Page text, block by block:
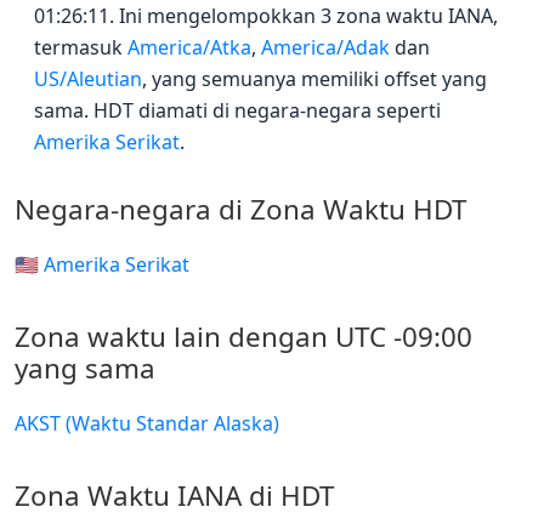
01:26:11. Ini mengelompokkan 3 zona waktu IANA,
termasukAmerica/Atka, America/Adakdan
US/Aleutian, yang semuanya memiliki offset yang
sama. HDT diamati di negara-negara seperti
Amerika Serikat.
Negara-negara di Zona Waktu HDT
🇺🇸 Amerika Serikat
Zona waktu lain dengan UTC -09:00
yang sama
AKST (Waktu Standar Alaska)
Zona Waktu IANA di HDT